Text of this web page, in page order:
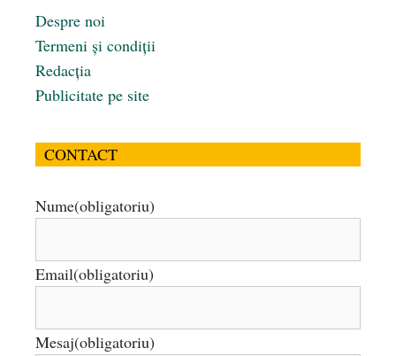
Despre noi
Termeni și condiții
Redacția
Publicitate pe site
CONTACT
Nume(obligatoriu)
Email(obligatoriu)
Mesaj(obligatoriu)